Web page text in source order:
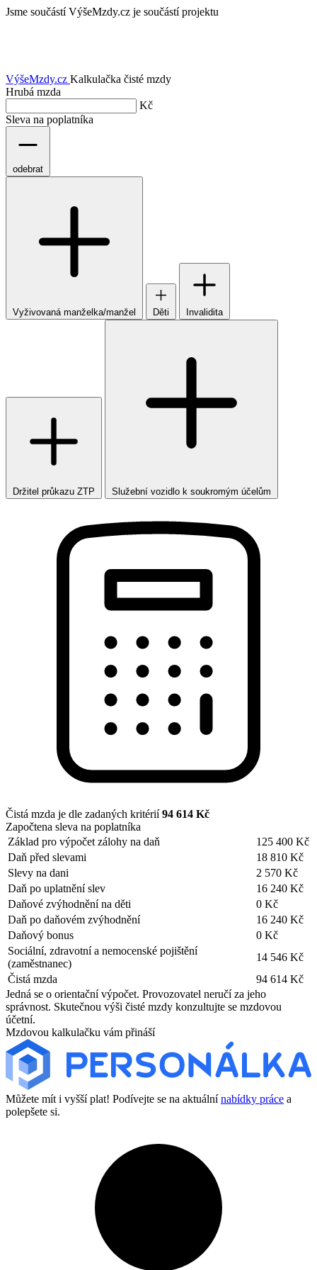
Jsme součástí VýšeMzdy.cz je součástí projektu
VýšeMzdy.cz Kalkulačka čisté mzdy
Hrubá mzda
Kč
Sleva na poplatníka
odebrat
Vyživovaná manželka/manžel Děti Invalidita
Držitel průkazu ZTP Služební vozidlo k soukromým účelům
Čistá mzda je dle zadaných kritérií94 614 Kč
Započtena sleva na poplatníka
Základ pro výpočet zálohy na daň
125 400 Kč
Daň před slevami
18 810 Kč
Slevy na dani
2 570 Kč
Daň po uplatnění slev
16 240 Kč
Daňové zvýhodnění na děti
0 Kč
Daň po daňovém zvýhodnění
16 240 Kč
Daňový bonus
0 Kč
Sociální, zdravotní a nemocenské pojištění
(zaměstnanec)
14 546 Kč
Čistá mzda
94 614 Kč
Jedná se o orientační výpočet. Provozovatel neručí za jeho
správnost. Skutečnou výši čisté mzdy konzultujte se mzdovou
účetní.
Mzdovou kalkulačku vám přináší
Můžete mít i vyšší plat! Podívejte se na aktuálnínabídky práce a
polepšete si.